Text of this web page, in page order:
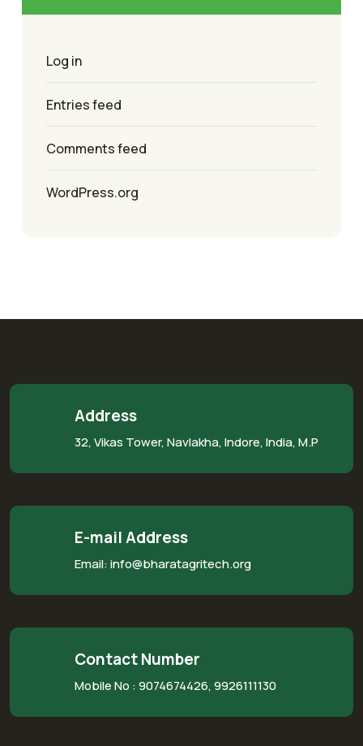
Log in
Entries feed
Comments feed
WordPress.org
Address
32, Vikas Tower, Navlakha, Indore, India, M.P
E-mail Address
Email: info@bharatagritech.org
Contact Number
Mobile No :9074674426, 9926111130